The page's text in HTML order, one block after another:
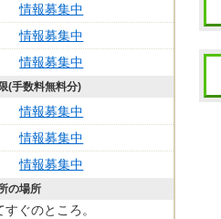
情報募集中
情報募集中
情報募集中
(手数料無料分)
情報募集中
情報募集中
情報募集中
の場所
ぐのところ。